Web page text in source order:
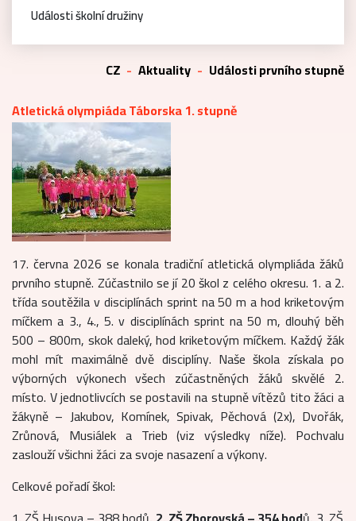
Události školní družiny
CZ Aktuality
Události prvního stupně
Atletická olympiáda Táborska 1. stupně
17. června 2026 se konala tradiční atletická olympliáda žáků
prvního stupně. Zúčastnilo se jí 20 škol z celého okresu. 1. a 2.
třída soutěžila v disciplínách sprint na 50 m a hod kriketovým
míčkem a 3., 4., 5. v disciplínách sprint na 50 m, dlouhý běh
500 – 800m, skok daleký, hod kriketovým míčkem. Každý žák
mohl mít maximálně dvě disciplíny. Naše škola získala po
výborných výkonech všech zúčastněných žáků skvělé 2.
místo. V jednotlivcích se postavili na stupně vítězů tito žáci a
žákyně – Jakubov, Komínek, Spivak, Pěchová (2x), Dvořák,
Zrůnová, Musiálek a Trieb (viz výsledky níže). Pochvalu
zaslouží všichni žáci za svoje nasazení a výkony.
Celkové pořadí škol: